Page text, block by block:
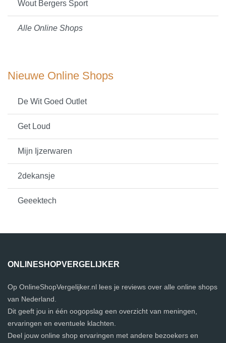
Wout Bergers Sport
Alle Online Shops
Nieuwe Online Shops
De Wit Goed Outlet
Get Loud
Mijn Ijzerwaren
2dekansje
Geeektech
ONLINESHOPVERGELIJKER
Op OnlineShopVergelijker.nl lees je reviews over alle online shops
van Nederland.
Dit geeft jou in één oogopslag een overzicht van meningen,
ervaringen en eventuele klachten.
Deel jouw online shop ervaringen met andere bezoekers en